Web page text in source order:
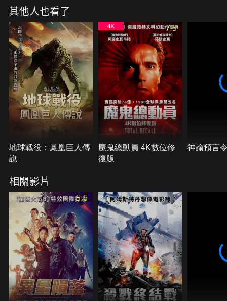
其他人也看了
地球戰役：鳳凰巨人傳
說
7.5
魔鬼總動員 4K數位修
復版
神諭預言
相關影片
5.6